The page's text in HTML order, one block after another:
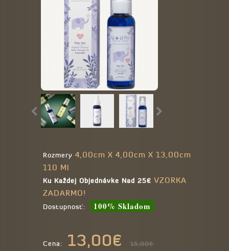
Rozmery 4,00cm X 4,00cm X 13,00cm
110 Ml
Ku Každej Objednávke Nad 25€ VZORKA
ZADARMO!
Dostupnosť: 100% Skladom
Cena: 13,00€ 15,00€